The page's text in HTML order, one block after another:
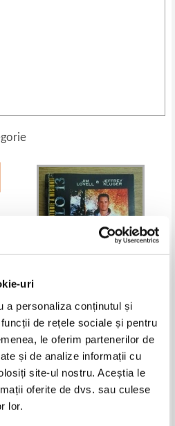
uri
a personaliza conținutul și
de rețele sociale și pentru
le oferim partenerilor de
și de analize informații cu
site-ul nostru. Aceștia le
oferite de dvs. sau culese
lor.
Jim Lovell, Jeffrey Kluger - Luna
pierduta. Periculoasa calatorie a
misiunii Apollo 13
Pret: 11,00 Lei
Adaugă în coș